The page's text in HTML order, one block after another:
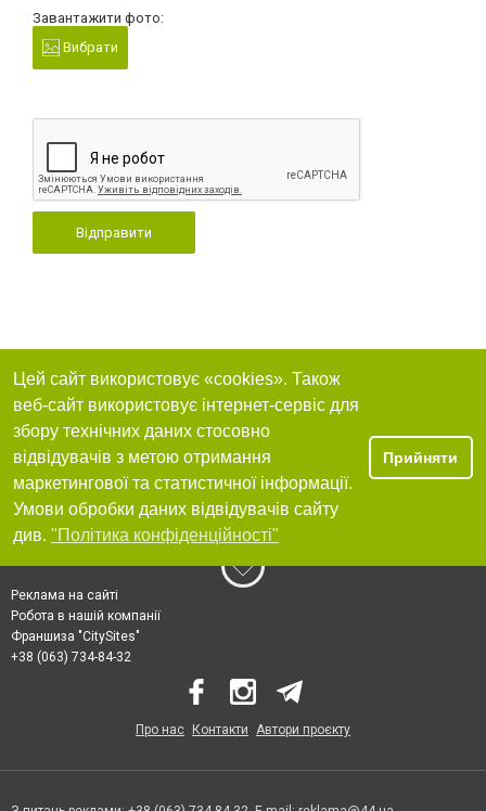
Завантажити фото:
Вибрати
Відправити
Цей сайт використовує «cookies». Також
веб-сайт використовує інтернет-сервіс для
збору технічних даних стосовно
відвідувачів з метою отримання
маркетингової та статистичної інформації.
Умови обробки даних відвідувачів сайту
див. "Політика конфіденційності"
Прийняти
Реклама на сайті
Робота в нашій компанії
Франшиза "CitySites"
+38 (063) 734-84-32
Про нас Контакти Автори проєкту